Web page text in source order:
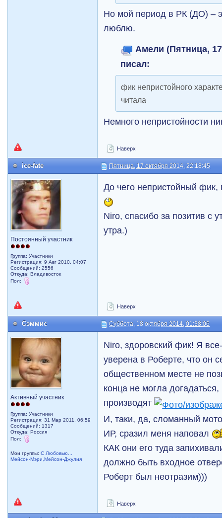
Но мой период в РК (ДО) –
люблю.
Амели (Пятница,
писал:
фик непристойного
читала
Немного непристойности
Наверх
ice-fate Пятница, 17 октября 2014, 22:18:45
Постоянный участник
Группа: Участники
Регистрация: 9 Авг 2010, 04:07
Сообщений: 2556
Откуда: Владивосток
Пол:
До чего непристойный фик,
Niro, спасибо за позитив с
утра.)
Наверх
Сэммис Суббота, 18 октября 2014, 01:38:06
Активный участник
Группа: Участники
Регистрация: 31 Мар 2011, 06:59
Сообщений: 1317
Откуда: Россия
Пол:
Мои группы:С Любовью...
Мейсон-Мэри,Мейсон-Джулия
Niro, здоровский фик! Я
уверена в Роберте, что он
общественном месте не
конца не могла
производят
И, таки, да, сломанный
ИР, сразил меня наповал
КАК они его туда
должно быть входное
Роберт был неотразим)))
Наверх